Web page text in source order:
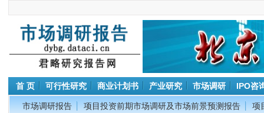
首 页 可行性研究 商业计划书 产业研究 市场调研 IPO咨
市场调研报告 项目投资前期市场调研及市场前景预测报告 项